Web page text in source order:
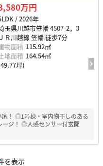
万円
/ 2026年
玉県川越市笠幡 4507-2，3
ＪＲ川越線 笠幡 徒歩7分
物面積 115.92㎡
地面積 164.54㎡
坪)
！ ◎1号棟・室内物干しのある
ジ！ ◎人感センサー付玄関
を表示